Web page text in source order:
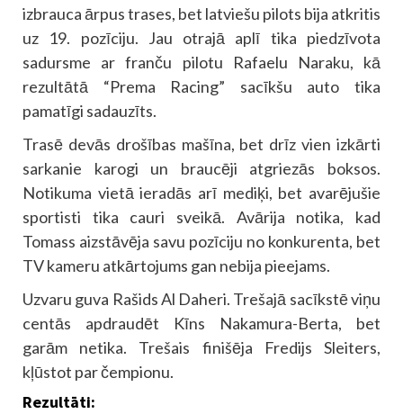
izbrauca ārpus trases, bet latviešu pilots bija atkritis
uz 19. pozīciju. Jau otrajā aplī tika piedzīvota
sadursme ar franču pilotu Rafaelu Naraku, kā
rezultātā “Prema Racing” sacīkšu auto tika
pamatīgi sadauzīts.
Trasē devās drošības mašīna, bet drīz vien izkārti
sarkanie karogi un braucēji atgriezās boksos.
Notikuma vietā ieradās arī mediķi, bet avarējušie
sportisti tika cauri sveikā. Avārija notika, kad
Tomass aizstāvēja savu pozīciju no konkurenta, bet
TV kameru atkārtojums gan nebija pieejams.
Uzvaru guva Rašids Al Daheri. Trešajā sacīkstē viņu
centās apdraudēt Kīns Nakamura-Berta, bet
garām netika. Trešais finišēja Fredijs Sleiters,
kļūstot par čempionu.
Rezultāti: